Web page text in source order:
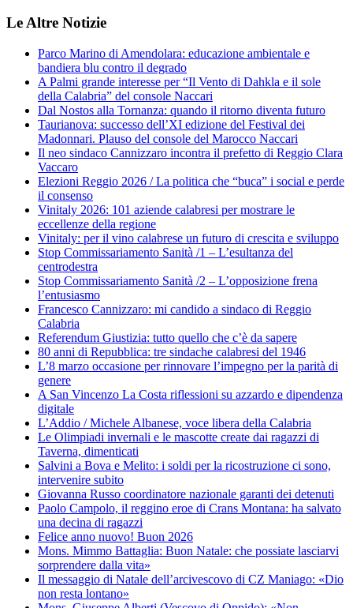
Le Altre Notizie
Parco Marino di Amendolara: educazione ambientale e
bandiera blu contro il degrado
A Palmi grande interesse per “Il Vento di Dahkla e il sole
della Calabria” del console Naccari
Dal Nostos alla Tornanza: quando il ritorno diventa futuro
Taurianova: successo dell’XI edizione del Festival dei
Madonnari. Plauso del console del Marocco Naccari
Il neo sindaco Cannizzaro incontra il prefetto di Reggio Clara
Vaccaro
Elezioni Reggio 2026 / La politica che “buca” i social e perde
il consenso
Vinitaly 2026: 101 aziende calabresi per mostrare le
eccellenze della regione
Vinitaly: per il vino calabrese un futuro di crescita e sviluppo
Stop Commissariamento Sanità /1 – L’esultanza del
centrodestra
Stop Commissariamento Sanità /2 – L’opposizione frena
l’entusiasmo
Francesco Cannizzaro: mi candido a sindaco di Reggio
Calabria
Referendum Giustizia: tutto quello che c’è da sapere
80 anni di Repubblica: tre sindache calabresi del 1946
L’8 marzo occasione per rinnovare l’impegno per la parità di
genere
A San Vincenzo La Costa riflessioni su azzardo e dipendenza
digitale
L’Addio / Michele Albanese, voce libera della Calabria
Le Olimpiadi invernali e le mascotte create dai ragazzi di
Taverna, dimenticati
Salvini a Bova e Melito: i soldi per la ricostruzione ci sono,
intervenire subito
Giovanna Russo coordinatore nazionale garanti dei detenuti
Paolo Campolo, il reggino eroe di Crans Montana: ha salvato
una decina di ragazzi
Felice anno nuovo! Buon 2026
Mons. Mimmo Battaglia: Buon Natale: che possiate lasciarvi
sorprendere dalla vita»
Il messaggio di Natale dell’arcivescovo di CZ Maniago: «Dio
non resta lontano»